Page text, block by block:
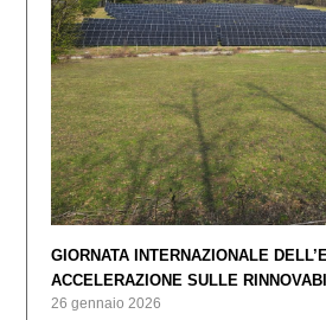
GIORNATA INTERNAZIONALE
ACCELERAZIONE SULLE
26 gennaio 2026